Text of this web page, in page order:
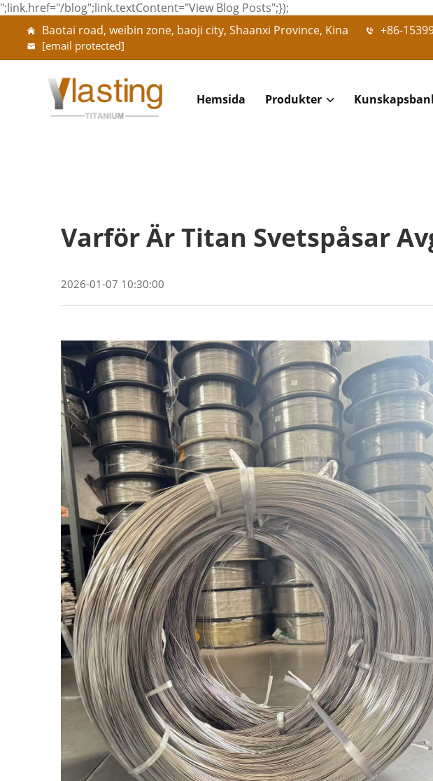
";link.href="/blog";link.textContent="View Blog Posts";});
Baotai road, weibin zone, baoji city, Shaanxi Province, Kina
+86-
[email protected]
Hemsida Produkter
Varför Är Titan Svetspåsar
2026-01-07 10:30:00